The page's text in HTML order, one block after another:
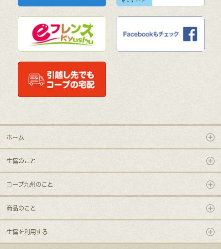
ホーム
生協のこと
コープ九州のこと
商品のこと
生協を利用する